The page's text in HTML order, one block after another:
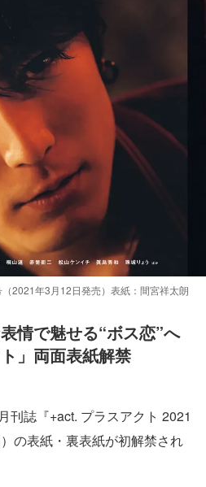
（2021年3月12日発売）表紙：間宮祥太朗
情で魅せる“ボス恋”へ
」両面表紙解禁
刊誌『+act. プラスアクト 2021
の表紙・裏表紙が初解禁され